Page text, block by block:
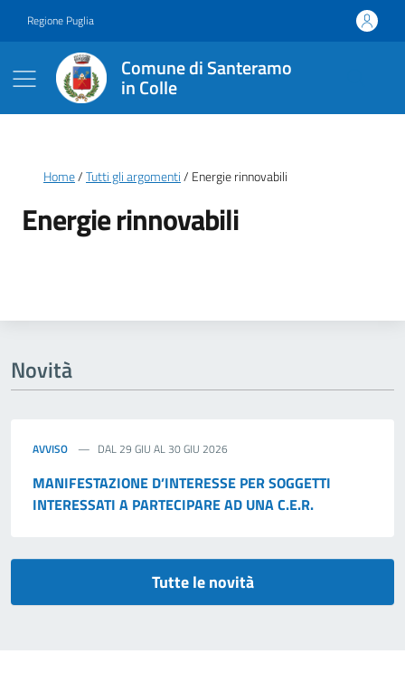
Regione Puglia
Comune di Santeramo
in Colle
Briciole di pane
Home Tutti gli argomenti Energie rinnovabili
Energie rinnovabili
Novità
AVVISO DAL 29 GIU AL 30 GIU 2026
MANIFESTAZIONE D’INTERESSE PER SOGGETTI
INTERESSATI A PARTECIPARE AD UNA C.E.R.
Tutte le novità